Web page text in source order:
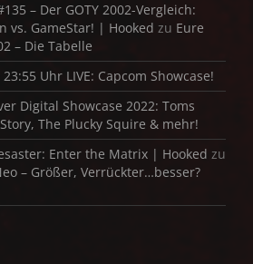
– Der GOTY 2002-Vergleich:
vs. GameStar! | Hooked zu Eure
– Die Tabelle
Uhr LIVE: Capcom Showcase!
Digital Showcase 2022: Toms
The Plucky Squire & mehr!
Enter the Matrix | Hooked zu
– Größer, Verrückter…besser?